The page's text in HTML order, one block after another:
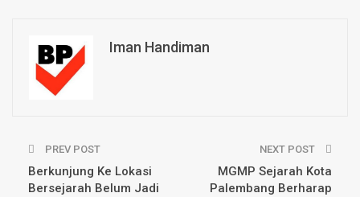
Iman Handiman
PREV POST
Berkunjung Ke Lokasi
Bersejarah Belum Jadi
NEXT POST
MGMP Sejarah Kota
Palembang Berharap